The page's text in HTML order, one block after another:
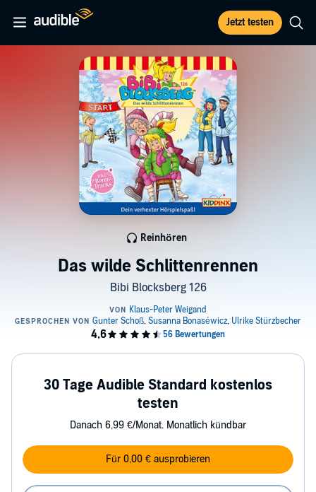
Jetzt testen
Das wilde Schlittenrennen
Bibi Blocksberg 126
Reinhören
30 Tage Audible Standard kostenlos
testen
Danach 6,99 €/Monat. Monatlich kündbar
Für 0,00 € ausprobieren